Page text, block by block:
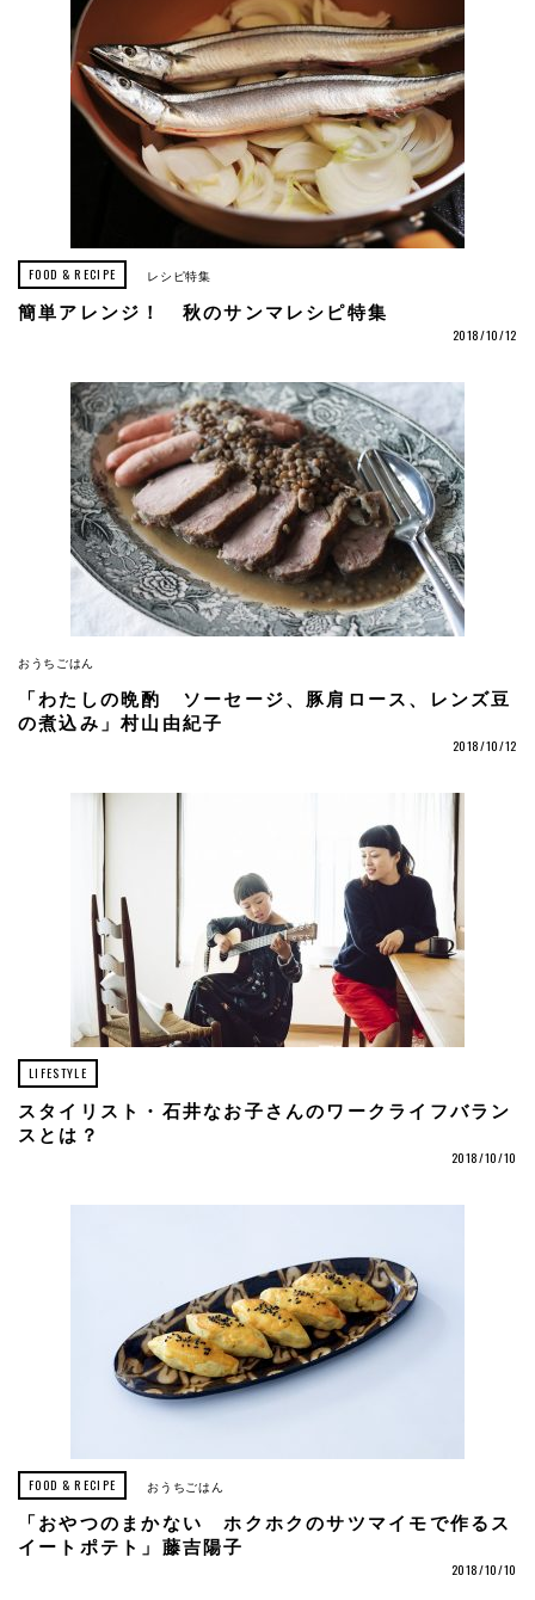
FOOD & RECIPE レシピ特集
簡単アレンジ！ 秋のサンマレシピ特集
2018/10/12
おうちごはん
「わたしの晩酌 ソーセージ、豚肩ロース、レンズ豆
の煮込み」村山由紀子
2018/10/12
LIFESTYLE
スタイリスト・石井なお子さんのワークライフバラン
スとは？
2018/10/10
FOOD & RECIPE おうちごはん
「おやつのまかない ホクホクのサツマイモで作るス
イートポテト」藤吉陽子
2018/10/10